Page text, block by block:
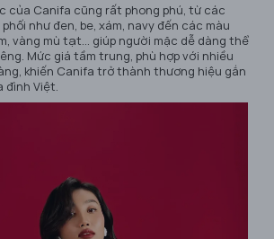
của Canifa cũng rất phong phú, từ các
như đen, be, xám, navy đến các màu
vàng mù tạt… giúp người mặc dễ dàng thể
Mức giá tầm trung, phù hợp với nhiều
khiến Canifa trở thành thương hiệu gắn
đình Việt.